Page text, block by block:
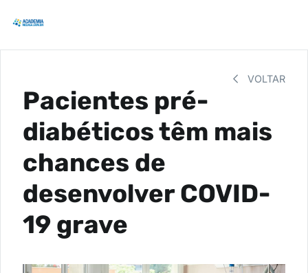
VOLTAR
Pacientes pré-
diabéticos têm mais
chances de
desenvolver COVID-
19 grave